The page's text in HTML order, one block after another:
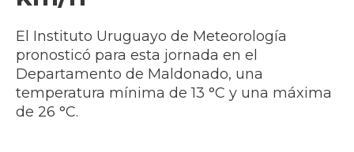
El Instituto Uruguayo de Meteorología
pronosticó para esta jornada en el
Departamento de Maldonado, una
temperatura mínima de 13 °C y una máxima
de 26 °C.